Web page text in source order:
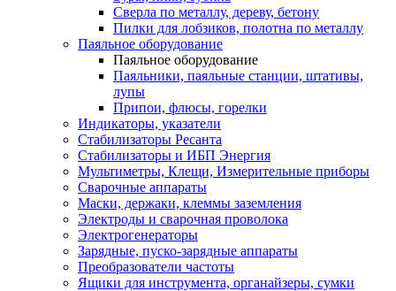
Сверла по металлу, дереву, бетону
Пилки для лобзиков, полотна по металлу
Паяльное оборудование
Паяльное оборудование
Паяльники, паяльные станции, штативы,
лупы
Припои, флюсы, горелки
Индикаторы, указатели
Стабилизаторы Ресанта
Стабилизаторы и ИБП Энергия
Мультиметры, Клещи, Измерительные приборы
Сварочные аппараты
Маски, держаки, клеммы заземления
Электроды и сварочная проволока
Электрогенераторы
Зарядные, пуско-зарядные аппараты
Преобразователи частоты
Ящики для инструмента, органайзеры, сумки